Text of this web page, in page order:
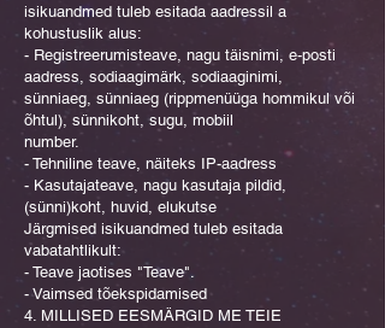
isikuandmed tuleb esitada aadressil a
kohustuslik alus:
- Registreerumisteave, nagu täisnimi, e-posti
aadress, sodiaagimärk, sodiaaginimi,
sünniaeg, sünniaeg (rippmenüüga hommikul või
õhtul), sünnikoht, sugu, mobiil
number.
- Tehniline teave, näiteks IP-aadress
- Kasutajateave, nagu kasutaja pildid,
(sünni)koht, huvid, elukutse
Järgmised isikuandmed tuleb esitada
vabatahtlikult:
- Teave jaotises "Teave".
- Vaimsed tõekspidamised
4. MILLISED EESMÄRGID ME TEIE